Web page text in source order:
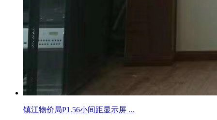
镇江物价局P1.56小间距显示屏 ...